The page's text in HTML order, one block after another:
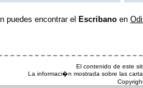
puedes encontrar el Escribano en
El contenido de este
La informaci�n mostrada sobre las